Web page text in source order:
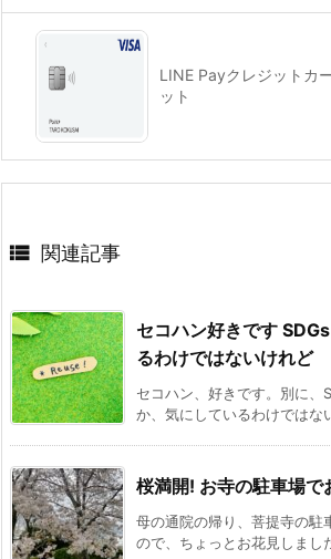
LINE Payクレジットカ
ット
 関連記事
セコハン好きです
るわけではないけれど
セコハン、好きです。別に、
か、気にしているわけではな
桜満開! お寺の駐車場で
母の通院の帰り、菩提寺の駐
ので、ちょっとお花見しまし